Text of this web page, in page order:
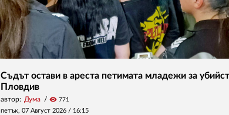
Съдът остави в ареста петимата младежи за
Пловдив
автор: Дума visibility 771
петък, 07 Август 2026 / 16:15